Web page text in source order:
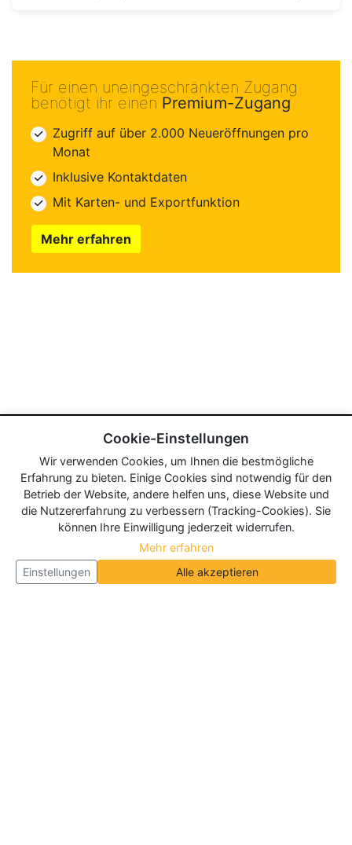
Für einen uneingeschränkten Zugang
benötigt ihr einen Premium-Zugang
Zugriff auf über 2.000 Neueröffnungen pro
Monat
Inklusive Kontaktdaten
Mit Karten- und Exportfunktion
Mehr erfahren
Cookie-Einstellungen
Wir verwenden Cookies, um Ihnen die bestmögliche
Erfahrung zu bieten. Einige Cookies sind notwendig für den
Betrieb der Website, andere helfen uns, diese Website und
die Nutzererfahrung zu verbessern (Tracking-Cookies). Sie
können Ihre Einwilligung jederzeit widerrufen.
Mehr erfahren
Einstellungen
Alle akzeptieren